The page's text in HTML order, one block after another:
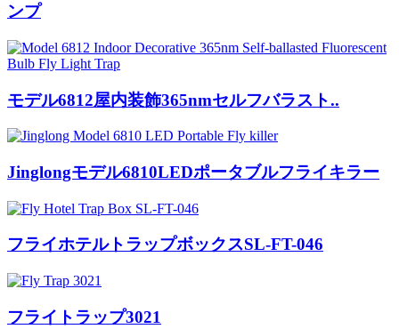
ンプ
モデル6812屋内装飾365nmセルフバラスト..
Jinglongモデル6810LEDポータブルフライキラー
フライホテルトラップボックスSL-FT-046
フライトラップ3021